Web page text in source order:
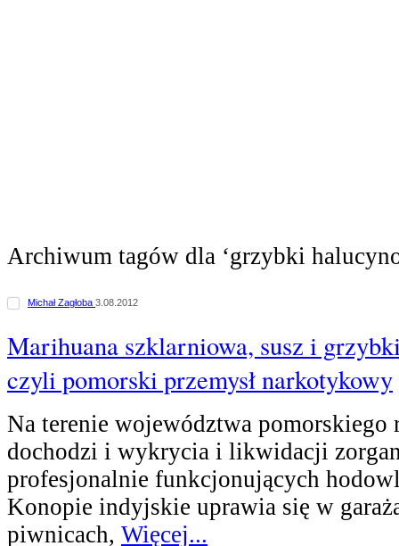
Archiwum tagów dla ‘grzybki
Michał Zagłoba 3.08.2012
Marihuana szklarniowa, susz i
czyli pomorski przemysł narkotykowy
Na terenie województwa pomorskiego
dochodzi i wykrycia i likwidacji
profesjonalnie funkcjonujących
Konopie indyjskie uprawia się w
piwnicach, Więcej...